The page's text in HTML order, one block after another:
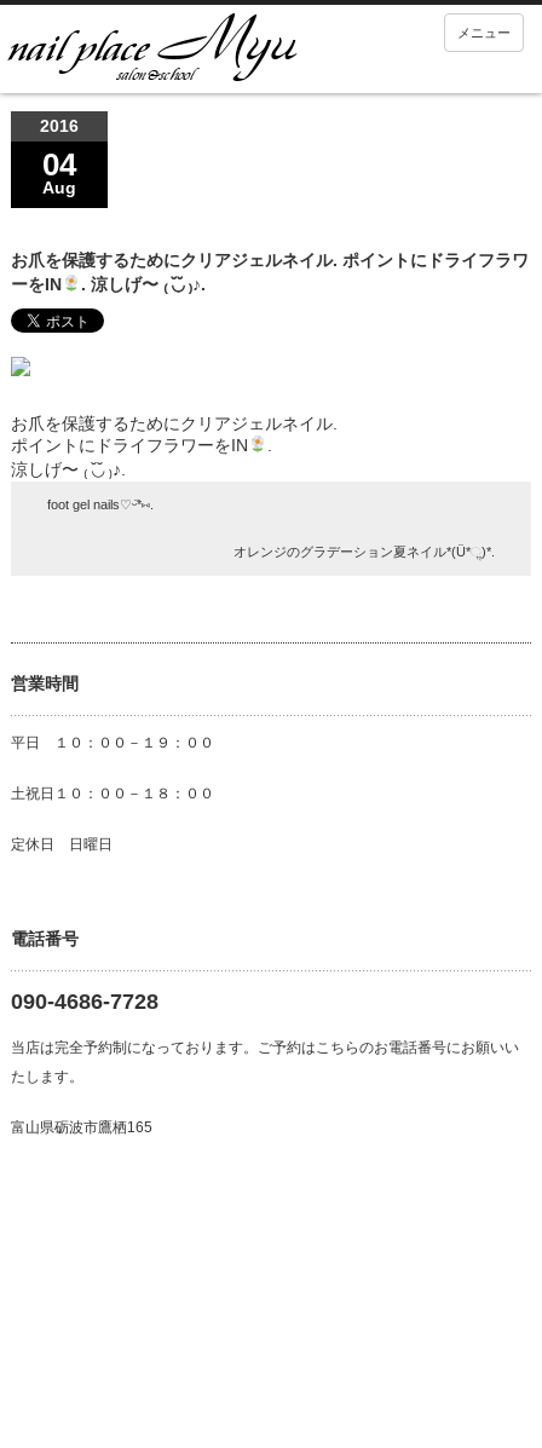
メニュー
2016
04
Aug
お爪を保護するためにクリアジェルネイル. ポイントにドライフラワ
ーをIN
. 涼しげ〜 ₍ ◟̆◞̆ ₎♪.
お爪を保護するためにクリアジェルネイル.
ポイントにドライフラワーをIN
涼しげ〜 ₍ ◟̆◞̆ ₎♪.
foot gel nails♡ᵕ̈*⑅.
オレンジのグラデーション夏ネイル*(Ü*ૢ)*.
営業時間
平日 １０：００－１９：００
土祝日１０：００－１８：００
定休日 日曜日
電話番号
090-4686-7728
当店は完全予約制になっております。ご予約はこちらのお電話番号にお願いい
たします。
富山県砺波市鷹栖165